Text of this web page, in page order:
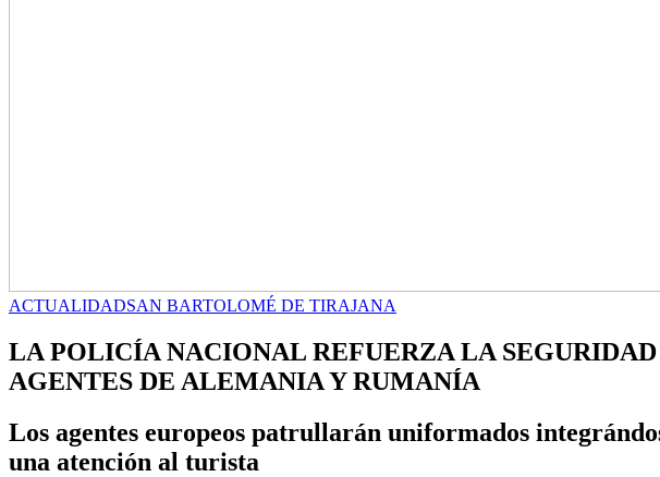
ACTUALIDADSAN BARTOLOMÉ DE TIRAJANA
LA POLICÍA NACIONAL REFUERZA LA
AGENTES DE ALEMANIA Y RUMANÍA
Los agentes europeos patrullarán uniformados
una atención al turista